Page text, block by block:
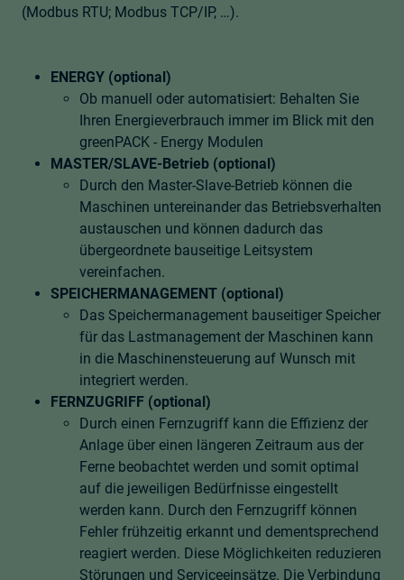
(Modbus RTU; Modbus TCP/IP, …).
ENERGY (optional)
Ob manuell oder automatisiert: Behalten Sie
Ihren Energieverbrauch immer im Blick mit den
greenPACK - Energy Modulen
MASTER/SLAVE-Betrieb (optional)
Durch den Master-Slave-Betrieb können die
Maschinen untereinander das Betriebsverhalten
austauschen und können dadurch das
übergeordnete bauseitige Leitsystem
vereinfachen.
SPEICHERMANAGEMENT (optional)
Das Speichermanagement bauseitiger Speicher
für das Lastmanagement der Maschinen kann
in die Maschinensteuerung auf Wunsch mit
integriert werden.
FERNZUGRIFF (optional)
Durch einen Fernzugriff kann die Effizienz der
Anlage über einen längeren Zeitraum aus der
Ferne beobachtet werden und somit optimal
auf die jeweiligen Bedürfnisse eingestellt
werden kann. Durch den Fernzugriff können
Fehler frühzeitig erkannt und dementsprechend
reagiert werden. Diese Möglichkeiten reduzieren
Störungen und Serviceeinsätze. Die Verbindung